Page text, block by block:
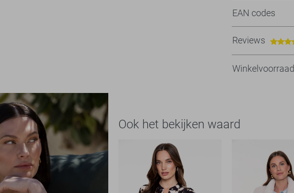
EAN codes
Reviews
Winkelvoorraad
Ook het bekijken waard